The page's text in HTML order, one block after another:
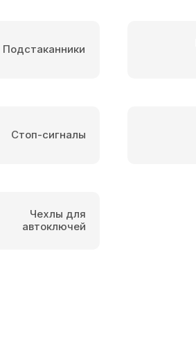
Подстаканники
Стоп-сигналы
Чехлы для
автоключей